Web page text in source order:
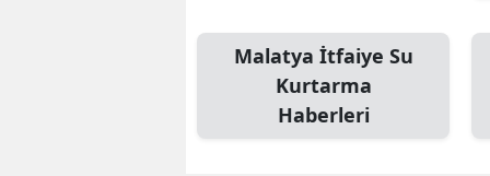
Malatya İtfaiye Su
Kurtarma
Haberleri